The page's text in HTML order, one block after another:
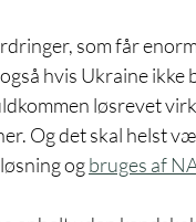
som får
hvis Ukraine ikke
løsrevet
Og det skal helst
og bruges af